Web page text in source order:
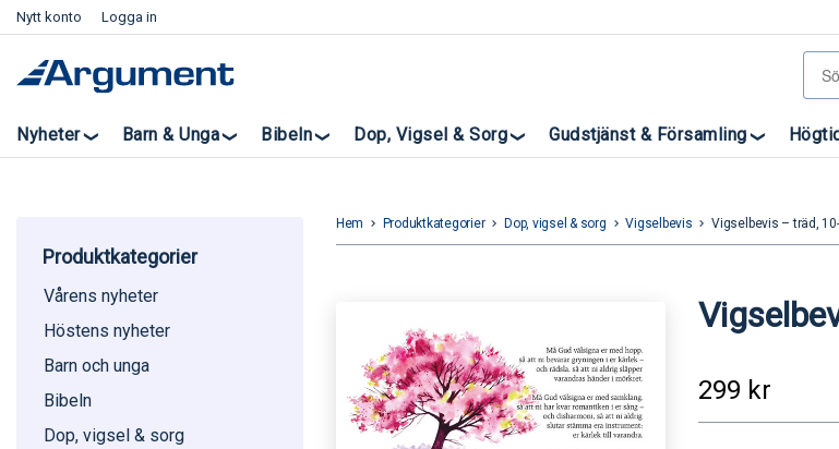
Nytt konto Logga in
Nyheter Barn & Unga Bibeln Dop, Vigsel & Sorg Gudstjänst & Församling
Produktkategorier
Vårens nyheter
Höstens nyheter
Barn och unga
Bibeln
Dop, vigsel & sorg
Hem keyboard_arrow_right Produktkategorier keyboard_arrow_right Dop, vigsel & sorg keyboard_arrow_right Vigselbevis keyboard_arrow_right Vigselbevis – träd,
299 kr